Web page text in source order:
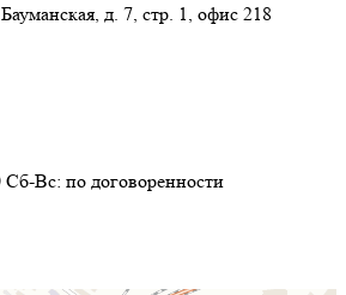
д. 7, стр. 1, офис 218
Вс: по договоренности